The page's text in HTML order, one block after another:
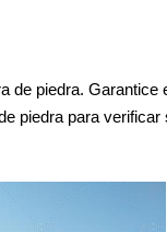
piedra.
piedra para